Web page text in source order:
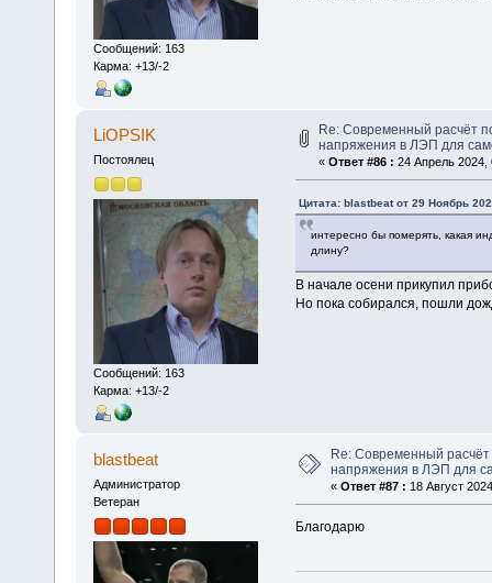
Сообщений: 163
Карма: +13/-2
LiOPSIK
Постоялец
Сообщений: 163
Карма: +13/-2
Re: Современный расчёт
напряжения в ЛЭП для
« Ответ #86 : 24 Апрель 2024,
Цитата: blastbeat от 29 Ноябрь
интересно бы померять, какая
длину?
В начале осени прикупил
Но пока собирался, пошли
blastbeat
Администратор
Ветеран
Re: Современный
напряжения в ЛЭП для
« Ответ #87 : 18 Август
Благодарю